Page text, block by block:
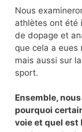
Nous
athlètes ont été
de dopage et
que cela a eues
mais aussi sur
sport.
Ensemble,
pourquoi
voie et quel est